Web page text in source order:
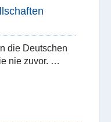
die Deutschen
nie zuvor. …